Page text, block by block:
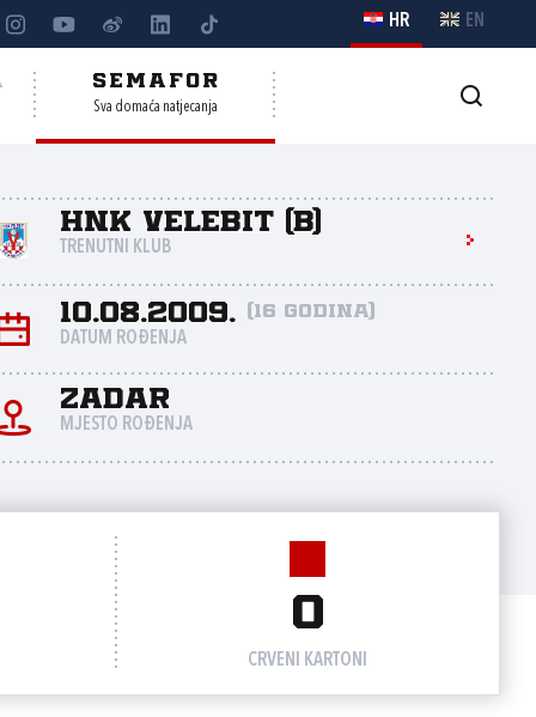
HR EN
SEMAFOR
Sva domaća natjecanja
HNK Velebit (B)
TRENUTNI KLUB
10.08.2009. (16 godina)
DATUM ROĐENJA
Zadar
MJESTO ROĐENJA
0
CRVENI KARTONI